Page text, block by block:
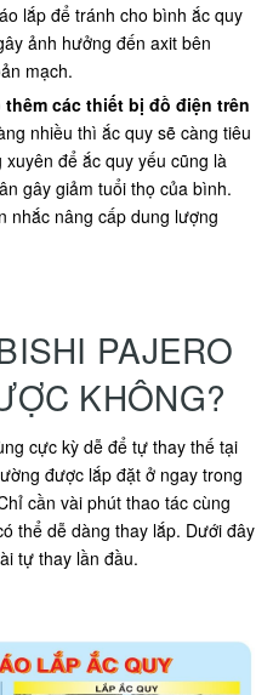
lắp để tránh cho bình ắc quy
ảnh hưởng đến axit bên
mạch.
các thiết bị đồ điện trên
nhiều thì ắc quy sẽ càng tiêu
để ắc quy yếu cũng là
gây giảm tuổi thọ của bình.
nhắc nâng cấp dung lượng
PAJERO
KHÔNG?
cực kỳ dễ để tự thay thế tại
được lắp đặt ở ngay trong
cần vài phút thao tác cùng
thể dễ dàng thay lắp. Dưới đây
tự thay lần đầu.